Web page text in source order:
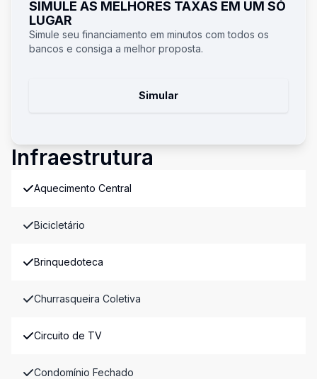
SIMULE AS MELHORES TAXAS EM UM SÓ
LUGAR
Simule seu financiamento em minutos com todos os
bancos e consiga a melhor proposta.
Simular
Infraestrutura
Aquecimento Central
Bicicletário
Brinquedoteca
Churrasqueira Coletiva
Circuito de TV
Condomínio Fechado